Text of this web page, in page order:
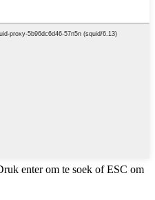
enter om te soek of ESC om